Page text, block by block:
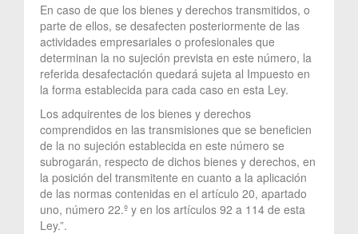
En caso de que los bienes y derechos transmitidos, o
parte de ellos, se desafecten posteriormente de las
actividades empresariales o profesionales que
determinan la no sujeción prevista en este número, la
referida desafectación quedará sujeta al Impuesto en
la forma establecida para cada caso en esta Ley.
Los adquirentes de los bienes y derechos
comprendidos en las transmisiones que se beneficien
de la no sujeción establecida en este número se
subrogarán, respecto de dichos bienes y derechos, en
la posición del transmitente en cuanto a la aplicación
de las normas contenidas en el artículo 20, apartado
uno, número 22.º y en los artículos 92 a 114 de esta
Ley.”.